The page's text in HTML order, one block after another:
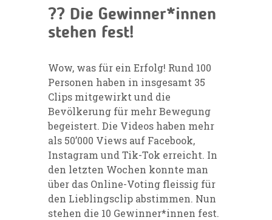
?? Die Gewinner*innen
stehen fest!
Wow, was für ein Erfolg! Rund 100
Personen haben in insgesamt 35
Clips mitgewirkt und die
Bevölkerung für mehr Bewegung
begeistert. Die Videos haben mehr
als 50’000 Views auf Facebook,
Instagram und Tik-Tok erreicht. In
den letzten Wochen konnte man
über das Online-Voting fleissig für
den Lieblingsclip abstimmen. Nun
stehen die 10 Gewinner*innen fest.